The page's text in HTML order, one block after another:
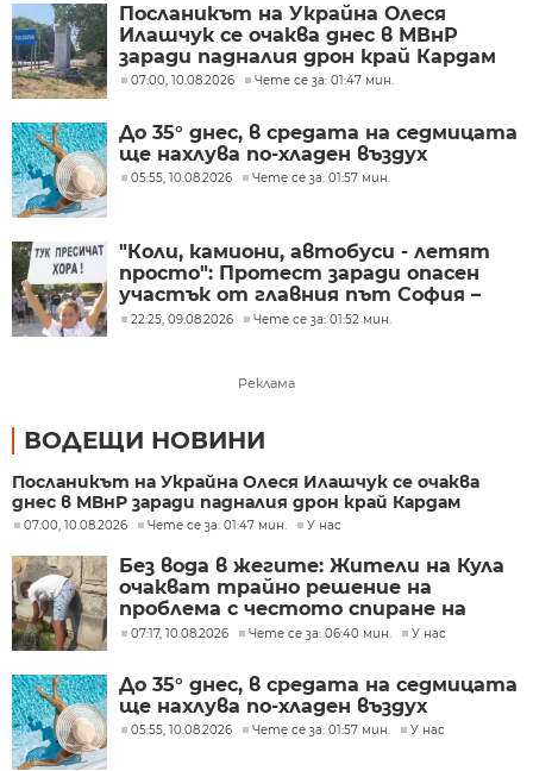
Посланикът на Украйна Олеся
Илашчук се очаква днес в МВнР
заради падналия дрон край Кардам
07:00, 10.08.2026 Чете се за: 01:47 мин.
До 35° днес, в средата на седмицата
ще нахлува по-хладен въздух
05:55, 10.08.2026 Чете се за: 01:57 мин.
"Коли, камиони, автобуси - летят
просто": Протест заради опасен
участък от главния път София –
Варна
22:25, 09.08.2026 Чете се за: 01:52 мин.
Реклама
ВОДЕЩИ НОВИНИ
Посланикът на Украйна Олеся Илашчук се очаква
днес в МВнР заради падналия дрон край Кардам
07:00, 10.08.2026 Чете се за: 01:47 мин. У нас
Без вода в жегите: Жители на Кула
очакват трайно решение на
проблема с честото спиране на
водоподаването
07:17, 10.08.2026 Чете се за: 06:40 мин. У нас
До 35° днес, в средата на седмицата
ще нахлува по-хладен въздух
05:55, 10.08.2026 Чете се за: 01:57 мин. У нас